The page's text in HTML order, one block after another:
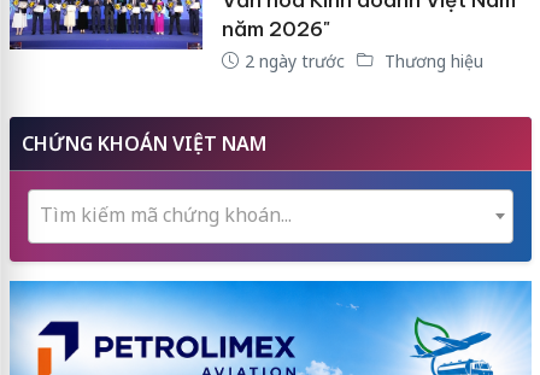
năm 2026"
2 ngày trước Thương hiệu
CHỨNG KHOÁN VIỆT NAM
Tìm kiếm mã chứng khoán...